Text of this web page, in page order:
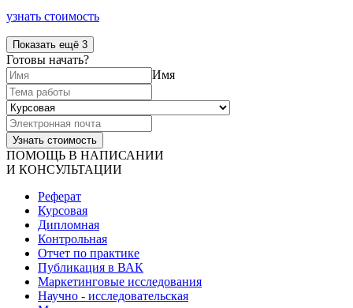
узнать стоимость
Показать ещё 3
Готовы начать?
Имя
ПОМОЩЬ В НАПИСАНИИ
И КОНСУЛЬТАЦИИ
Реферат
Курсовая
Дипломная
Контрольная
Отчет по практике
Публикация в ВАК
Маркетинговые исследования
Научно - исследовательская